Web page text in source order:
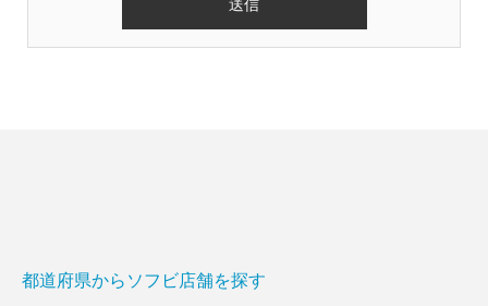
都道府県からソフビ店舗を探す